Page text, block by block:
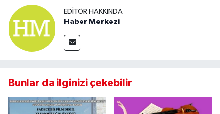
EDITÖR HAKKINDA
Haber Merkezi
Bunlar da ilginizi çekebilir